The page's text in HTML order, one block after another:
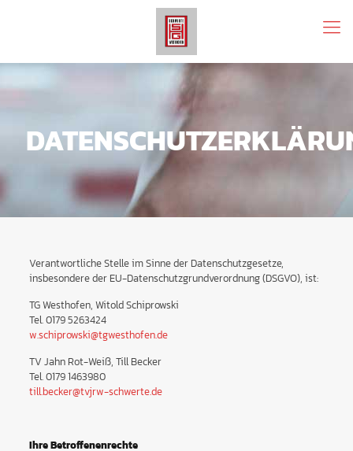
Verantwortliche Stelle im Sinne der Datenschutzgesetze,
insbesondere der EU-Datenschutzgrundverordnung (DSGVO), ist:
TG Westhofen, Witold Schiprowski
Tel. 0179 5263424
w.schiprowski@tgwesthofen.de
TV Jahn Rot-Weiß, Till Becker
Tel. 0179 1463980
till.becker@tvjrw-schwerte.de
Ihre Betroffenenrechte